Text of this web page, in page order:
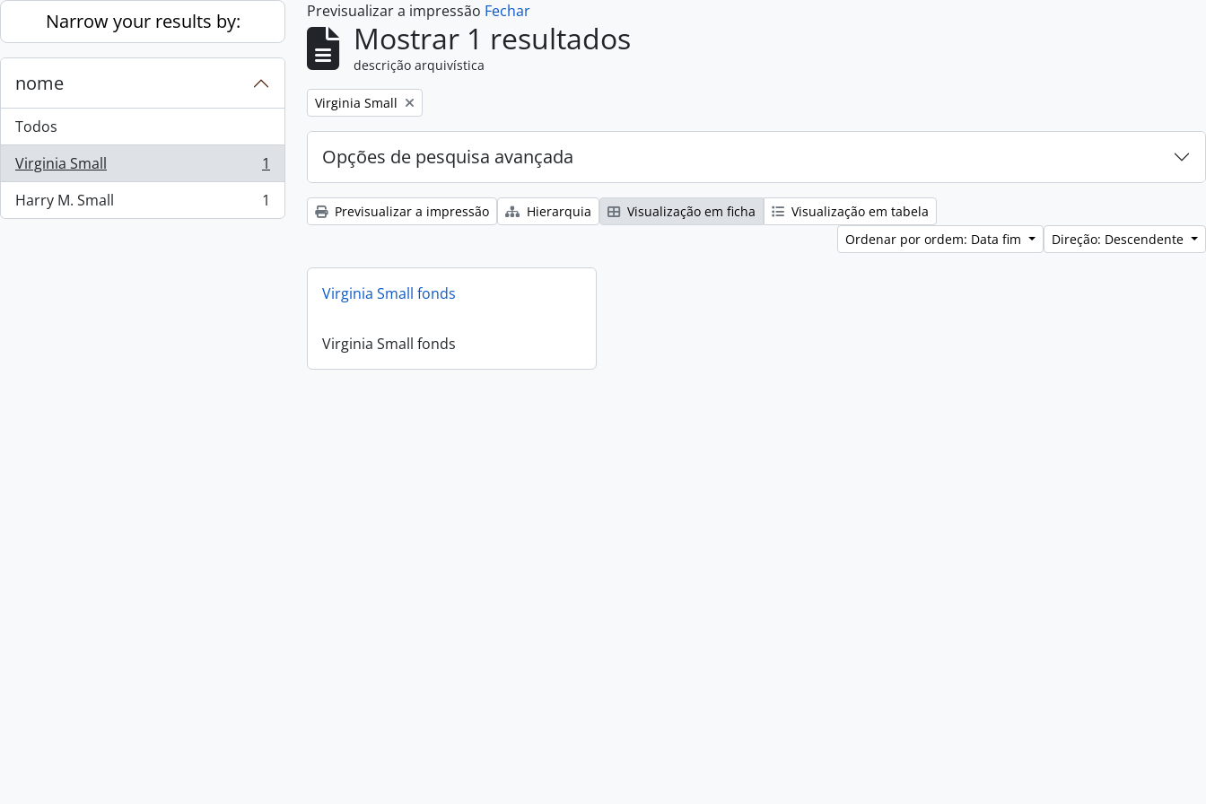
Skip to main content
Narrow your results by:
nome
Todos
Virginia Small
, 1 resultados
1
Harry M. Small
, 1 resultados 1
Previsualizar a impressão Fechar
Mostrar 1 resultados
descrição arquivística
Remove filter:
Virginia Small
Opções de pesquisa avançada
Previsualizar a impressão Hierarquia Visualização em ficha
Visualização em tabela
Ordenar por ordem: Data fim
Direção: Descendente
Virginia Small fonds
Virginia Small fonds